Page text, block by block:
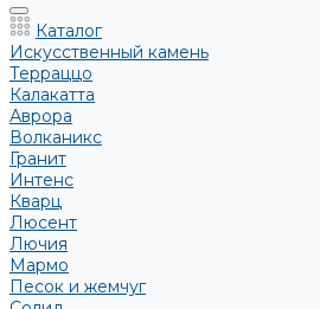
Каталог
Искусственный камень
Терраццо
Калакатта
Аврора
Волканикс
Гранит
Интенс
Кварц
Люсент
Лючия
Мармо
Песок и жемчуг